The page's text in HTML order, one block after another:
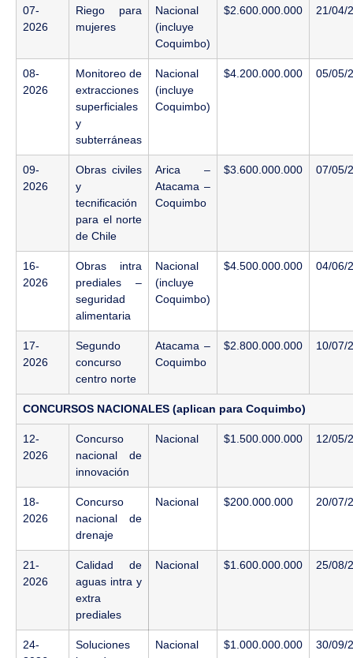
07-
2026
Riego para
mujeres
Nacional
(incluye
Coquimbo)
$2.600.000.000 21/04/
08-
2026
Monitoreo de
extracciones
superficiales
y
subterráneas
Nacional
(incluye
Coquimbo)
$4.200.000.000 05/05/
09-
2026
Obras civiles
y
tecnificación
para el norte
de Chile
Arica –
Atacama –
Coquimbo
$3.600.000.000 07/05/
16-
2026
Obras intra
prediales –
seguridad
alimentaria
Nacional
(incluye
Coquimbo)
$4.500.000.000 04/06/
17-
2026
Segundo
concurso
centro norte
Atacama –
Coquimbo
$2.800.000.000 10/07/
CONCURSOS NACIONALES (aplican para Coquimbo)
12-
2026
Concurso
nacional de
innovación
Nacional $1.500.000.000 12/05/
18-
2026
Concurso
nacional de
drenaje
Nacional $200.000.000 20/07/
21-
2026
Calidad de
aguas intra y
extra
prediales
Nacional $1.600.000.000 25/08/
24-
Soluciones
Nacional $1.000.000.000 30/09/